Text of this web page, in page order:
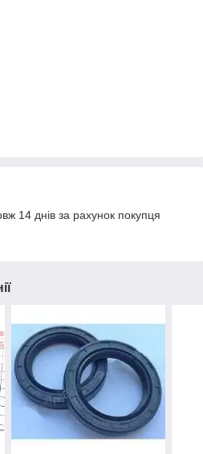
14 днів за рахунок покупця